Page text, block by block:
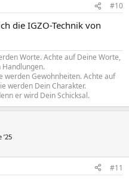
#10
die IGZO-Technik von
Worte. Achte auf Deine Worte,
werden Gewohnheiten. Achte auf
werden Dein Charakter.
er wird Dein Schicksal.
#11